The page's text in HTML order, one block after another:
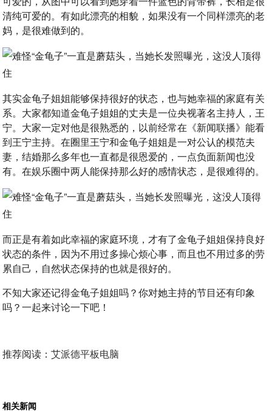
清纯可爱的。有如此漂亮的相貌，如果没有一个同样漂亮的老
妈，是很难做到的。
其实金龟子姐姐能够保持很好的状态，也与她幸福的家庭有关
系。大家都知道金龟子姐姐的丈夫是一位央视著名主持人，王
宁。大家一定对他是很熟悉的，以前经常在《新闻联播》能看
到王宁主持。在圈里王宁和金龟子姐姐是一对公认的模范夫
妻，结婚那么多年也一直都是很恩爱的，一点负面新闻也没
有。在娱乐圈中两人能保持那么好的感情状态，是很难得的。
而正是有着如此幸福的家庭环境，才有了金龟子姐姐保持良好
状态的条件，因为不用过多操心烦心事，而且也不用过多的劳
累自己，自然状态保持的也就是很好的。
不知大家还记得金龟子姐姐吗？你对她主持的节目还有印象
吗？一起来讨论一下吧！
推荐阅读：艾派德平板电脑
相关新闻